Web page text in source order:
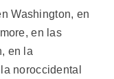
Washington, en
en las
en la
noroccidental